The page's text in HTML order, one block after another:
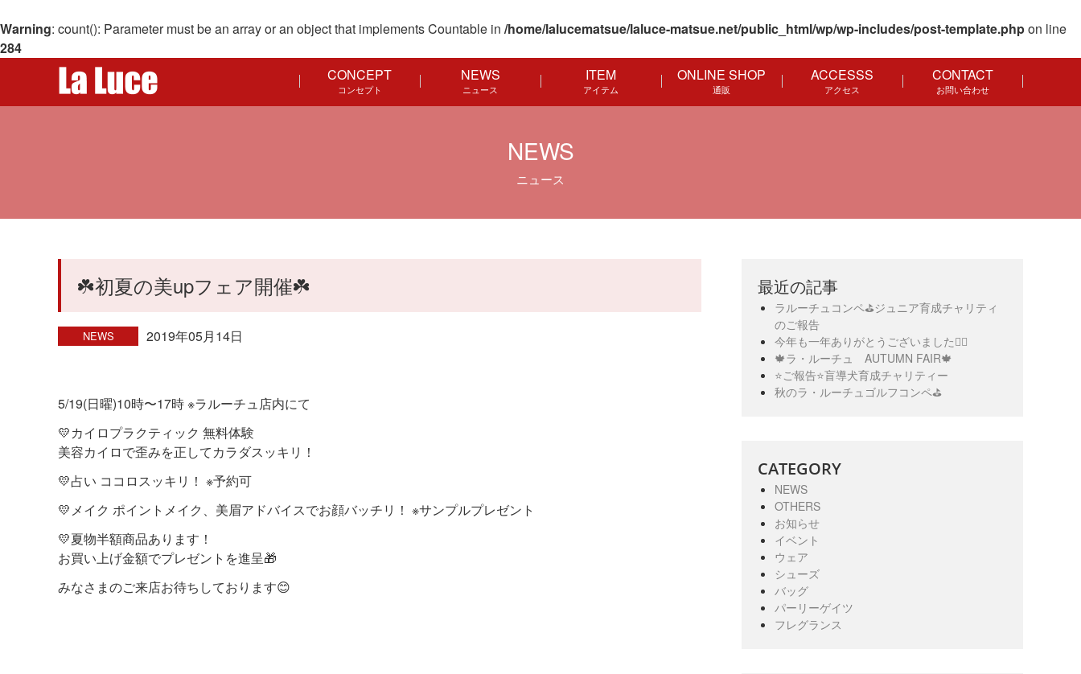
Warning: count(): Parameter must be an array or an object that implements Countable in /home/lalucematsue/laluce-matsue.net/public_html/wp/wp-includes/post-template.phpon line
284
CONCEPT
コンセプト
NEWS
ニュース
ITEM
アイテム
ONLINE SHOP
通販
ACCESSS
アクセス
CONTACT
お問い合わせ
NEWS
ニュース
☘️初夏の美upフェア開催☘️
NEWS 2019年05月14日
5/19(日曜)10時〜17時 ※ラルーチュ店内にて
💛カイロプラクティック 無料体験
美容カイロで歪みを正してカラダスッキリ！
💛占い ココロスッキリ！ ※予約可
💛メイク ポイントメイク、美眉アドバイスでお顔バッチリ！ ※サンプルプレゼント
💛夏物半額商品あります！
お買い上げ金額でプレゼントを進呈🎁
みなさまのご来店お待ちしております😊
最近の記事
ラルーチュコンペ⛳️ジュニア育成チャリティ
のご報告
今年も一年ありがとうございました🙇‍♀️
🍁ラ・ルーチュ AUTUMN FAIR🍁
⭐️ご報告⭐️盲導犬育成チャリティー
秋のラ・ルーチュゴルフコンペ⛳️
CATEGORY
NEWS
OTHERS
お知らせ
イベント
ウェア
シューズ
バッグ
パーリーゲイツ
フレグランス